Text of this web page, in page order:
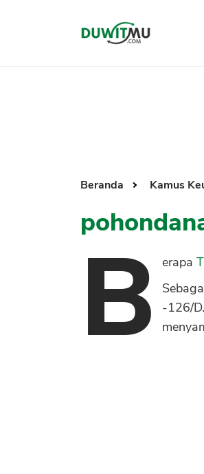
Beranda Kamus
B erapa
-126/